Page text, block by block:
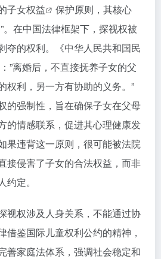
子女权益
保护原则，其核心
。在中国法律框架下，探视权被
夺的权利。《中华人民共和国民
”离婚后，不直接抚养子女的父
权利，另一方有协助的义务。”
的强制性，旨在确保子女在父母
的情感联系，促进其心理健康发
果违背这一原则，很可能被法院
接侵害了子女的合法权益，而非
定。
视权涉及人身关系，不能通过协
借鉴国际儿童权利公约的精神，
善家庭法体系，强调社会稳定和